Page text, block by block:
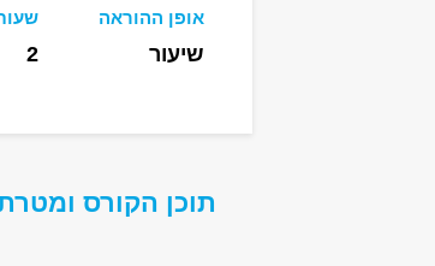
אופן ההוראה
שיעור 2
תוכן הקורס